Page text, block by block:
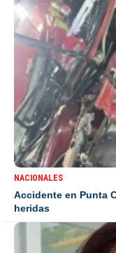
NACIONALES
Accidente en Punta
heridas